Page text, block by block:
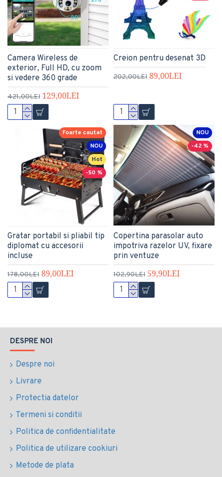
Camera Wireless de
exterior, Full HD, cu zoom
si vedere 360 grade
421,00LEI 129,00LEI
Creion pentru desenat 3D
202,00LEI 89,00LEI
NOU
Hot
Foarte cautat
-50 %
Gratar portabil si pliabil tip
diplomat cu accesorii
incluse
178,00LEI 89,00LEI
NOU
-42 %
Copertina parasolar auto
impotriva razelor UV, fixare
prin ventuze
102,90LEI 59,90LEI
DESPRE NOI
Despre noi
Livrare
Protectia datelor
Termeni si conditii
Politica de confidentialitate
Politica de utilizare cookiuri
Metode de plata